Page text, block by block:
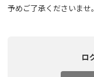
予めご了承くださいませ。
ロ